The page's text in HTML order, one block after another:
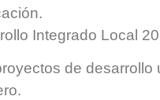
Integrado Local
de desarrollo